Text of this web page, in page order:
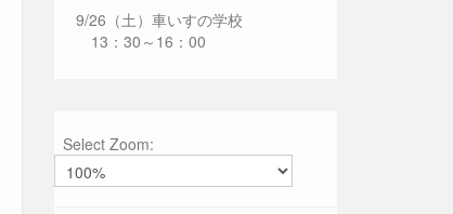
9/26（土）車いすの学校
13：30～16：00
Select Zoom: